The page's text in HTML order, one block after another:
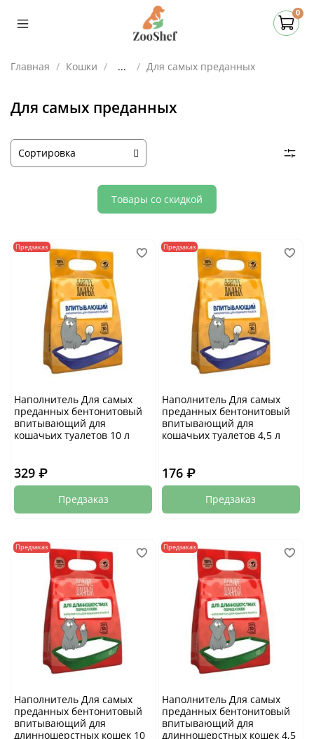
0
Главная Кошки ... Для самых преданных
Для самых преданных
Предзаказ
Наполнитель Для самых
преданных бентонитовый
впитывающий для
кошачьих туалетов 10 л
329 ₽
Предзаказ
Предзаказ
Наполнитель Для самых
преданных бентонитовый
впитывающий для
кошачьих туалетов 4,5 л
176 ₽
Предзаказ
Предзаказ
Наполнитель Для самых
преданных бентонитовый
впитывающий для
длинношерстных кошек 10
Предзаказ
Наполнитель Для самых
преданных бентонитовый
впитывающий для
длинношерстных кошек 4,5
Товары со скидкой